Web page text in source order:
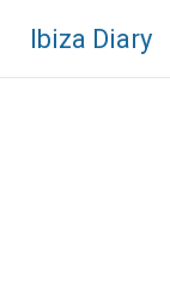
Inhalt
springen
Ibiza Diary